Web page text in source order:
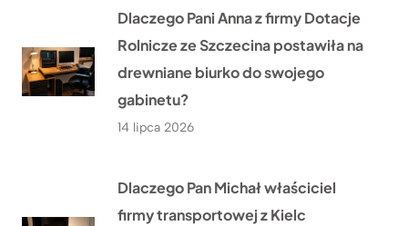
Dlaczego Pani Anna z firmy Dotacje
Rolnicze ze Szczecina postawiła na
drewniane biurko do swojego
gabinetu?
14 lipca 2026
Dlaczego Pan Michał właściciel
firmy transportowej z Kielc